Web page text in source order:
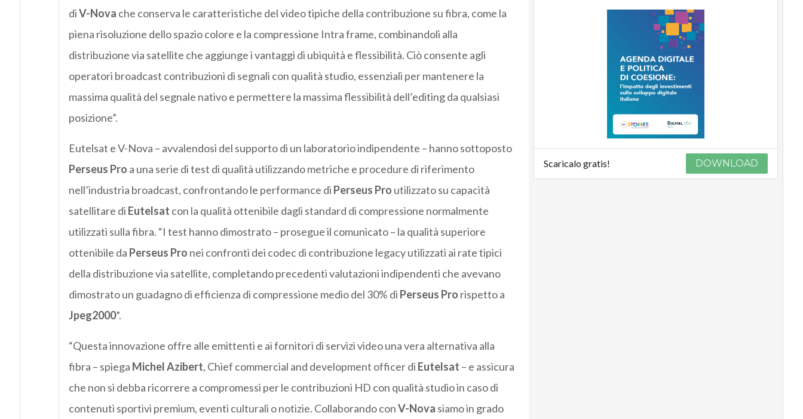
diV-Nova che conserva le caratteristiche del video tipiche della contribuzione su fibra, come la
piena risoluzione dello spazio colore e la compressione Intra frame, combinandoli alla
distribuzione via satellite che aggiunge i vantaggi di ubiquità e flessibilità. Ciò consente agli
operatori broadcast contribuzioni di segnali con qualità studio, essenziali per mantenere la
massima qualità del segnale nativo e permettere la massima flessibilità dell’editing da qualsiasi
posizione”.
Eutelsat e V-Nova – avvalendosi del supporto di un laboratorio indipendente – hanno sottoposto
Perseus Pro a una serie di test di qualità utilizzando metriche e procedure di riferimento
nell’industria broadcast, confrontando le performance di Perseus Pro utilizzato su capacità
satellitare di Eutelsat con la qualità ottenibile dagli standard di compressione normalmente
utilizzati sulla fibra. “I test hanno dimostrato – prosegue il comunicato – la qualità superiore
ottenibile da Perseus Pro nei confronti dei codec di contribuzione legacy utilizzati ai rate tipici
della distribuzione via satellite, completando precedenti valutazioni indipendenti che avevano
dimostrato un guadagno di efficienza di compressione medio del 30% di Perseus Pro rispetto a
Jpeg2000”.
“Questa innovazione offre alle emittenti e ai fornitori di servizi video una vera alternativa alla
fibra – spiega Michel Azibert, Chief commercial and development officer di Eutelsat – e assicura
che non si debba ricorrere a compromessi per le contribuzioni HD con qualità studio in caso di
contenuti sportivi premium, eventi culturali o notizie. Collaborando conV-Nova siamo in grado
Scaricalo gratis! DOWNLOAD